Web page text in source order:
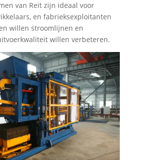
van Reit zijn ideaal voor
en fabrieksexploitanten
willen stroomlijnen en
willen verbeteren.